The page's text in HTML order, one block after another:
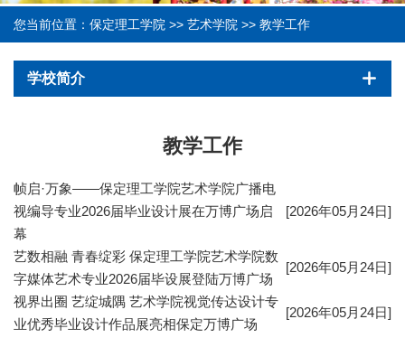
您当前位置： 保定理工学院 >> 艺术学院 >> 教学工作
学校简介
教学工作
帧启·万象——保定理工学院艺术学院广播电
视编导专业2026届毕业设计展在万博广场启
幕
[2026年05月24日]
艺数相融 青春绽彩 保定理工学院艺术学院数
字媒体艺术专业2026届毕设展登陆万博广场
[2026年05月24日]
视界出圈 艺绽城隅 艺术学院视觉传达设计专
业优秀毕业设计作品展亮相保定万博广场
[2026年05月24日]